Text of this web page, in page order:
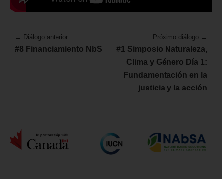
← Diálogo anterior
#8 Financiamiento NbS
Próximo diálogo →
#1 Simposio Naturaleza,
Clima y Género Día 1:
Fundamentación en la
justicia y la acción